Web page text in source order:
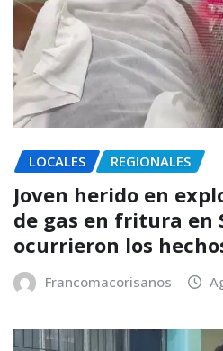
LOCALES REGIONALES
Joven herido en
de gas en fritura en
ocurrieron los
Francomacorisanos